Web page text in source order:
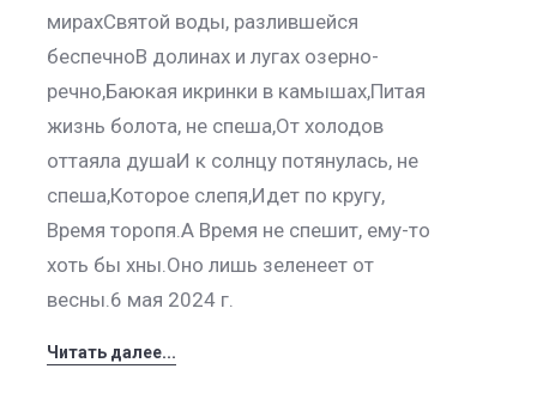
мирахСвятой воды, разлившейся
беспечноВ долинах и лугах озерно-
речно,Баюкая икринки в камышах,Питая
жизнь болота, не спеша,От холодов
оттаяла душаИ к солнцу потянулась, не
спеша,Которое слепя,Идет по кругу,
Время торопя.А Время не спешит, ему-то
хоть бы хны.Оно лишь зеленеет от
весны.6 мая 2024 г.
Читать далее...